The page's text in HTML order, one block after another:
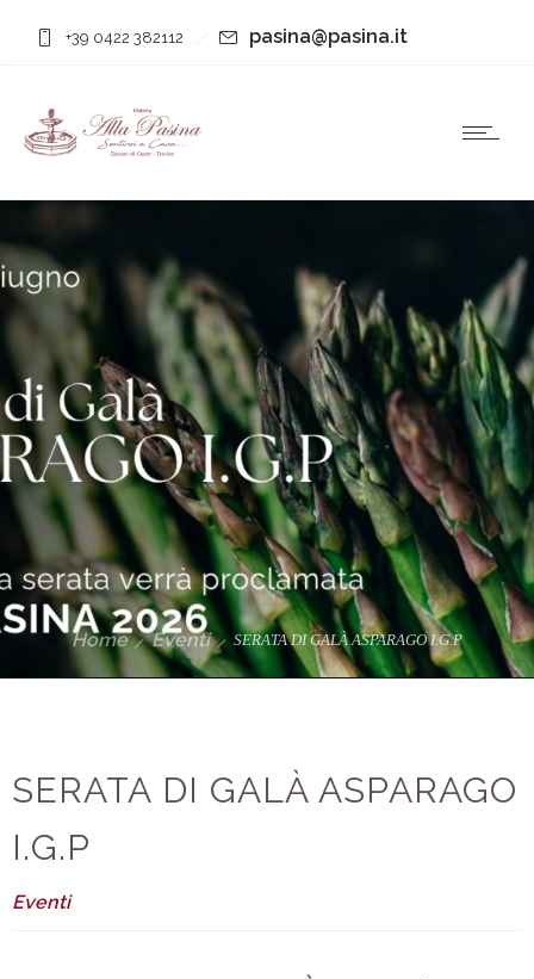
+39 0422 382112 pasina@pasina.it
Home Eventi SERATA DI GALÀ ASPARAGO I.G.P
SERATA DI GALÀ ASPARAGO
I.G.P
Eventi